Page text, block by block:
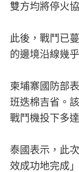
雙方均將停火
此後，戰鬥已
的邊境沿線幾
柬埔寨國防部
班迭棉吉省。
戰鬥機投下多
泰國表示，此
效成功地完成」